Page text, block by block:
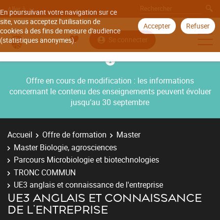
En poursuivant votre navigation sur ce
site, vous acceptez l'utilisation de
cookies à des fins de mesure d'audience
(statistiques anonymes).
Accepter Refuser
Aller à
Se connecter
Offre en cours de modification : les informations
concernant le contenu des enseignements peuvent évoluer
jusqu’au 30 septembre
Accueil Offre de formation
Master
Master Biologie, agrosciences
Parcours Microbiologie et biotechnologies
TRONC COMMUN
UE3 anglais et connaissance de l'entreprise
UE3 ANGLAIS ET CONNAISSANCE
DE L'ENTREPRISE